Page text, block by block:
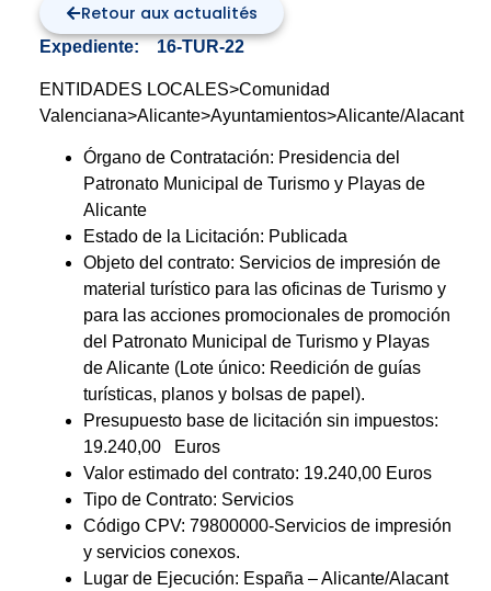
Retour aux actualités
Expediente: 16-TUR-22
ENTIDADES LOCALES>Comunidad
Valenciana>Alicante>Ayuntamientos>Alicante/Alacant
Órgano de Contratación: Presidencia del
Patronato Municipal de Turismo y Playas de
Alicante
Estado de la Licitación: Publicada
Objeto del contrato: Servicios de impresión de
material turístico para las oficinas de Turismo y
para las acciones promocionales de promoción
del Patronato Municipal de Turismo y Playas
de Alicante (Lote único: Reedición de guías
turísticas, planos y bolsas de papel).
Presupuesto base de licitación sin impuestos:
19.240,00
Euros
Valor estimado del contrato: 19.240,00 Euros
Tipo de Contrato: Servicios
Código CPV: 79800000-Servicios de impresión
y servicios conexos.
Lugar de Ejecución: España – Alicante/Alacant